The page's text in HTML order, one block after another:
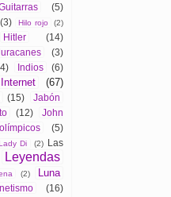
(5)
(3) Hilo rojo
(2)
Hitler
(14)
(3)
Indios (6)
Internet (67)
(15)
Jabón
(12)
John
(5)
Di (2)
Las
Leyendas
(2)
Luna
(16)